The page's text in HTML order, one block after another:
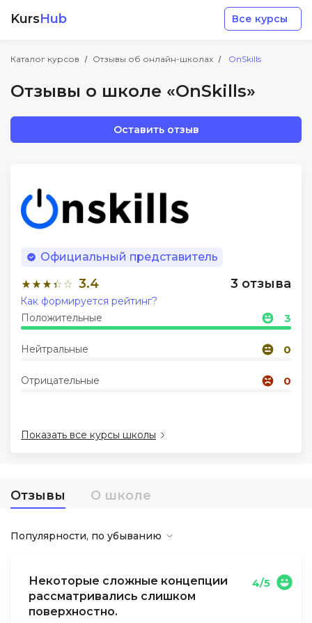
KursHub Все курсы
Каталог курсов Отзывы об онлайн-школах OnSkills
Отзывы о школе «OnSkills»
Оставить отзыв
Официальный представитель
3.4 3 отзыва
Положительные 3
Нейтральные 0
Отрицательные 0
Как формируется рейтинг?
Показать все курсы школы
Отзывы О школе
Популярности, по убыванию
Некоторые сложные концепции
рассматривались слишком
поверхностно.
4/5
Маркетинг
Дизайн
Аналитика
Менеджмент
Иностранные языки
Soft Skills
Акции и промокоды